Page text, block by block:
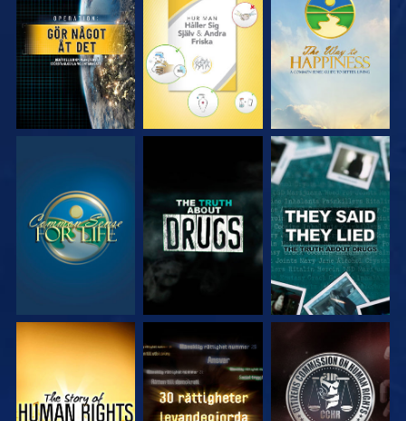
TITTA TITTA TITTA
TITTA TITTA TITTA
TITTA TITTA TITTA